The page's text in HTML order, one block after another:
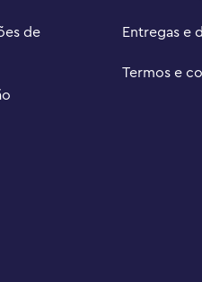
de
Entregas e
Termos e